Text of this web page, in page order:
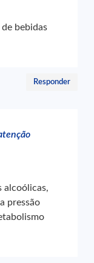
bebidas
Responder
alcoólicas,
pressão